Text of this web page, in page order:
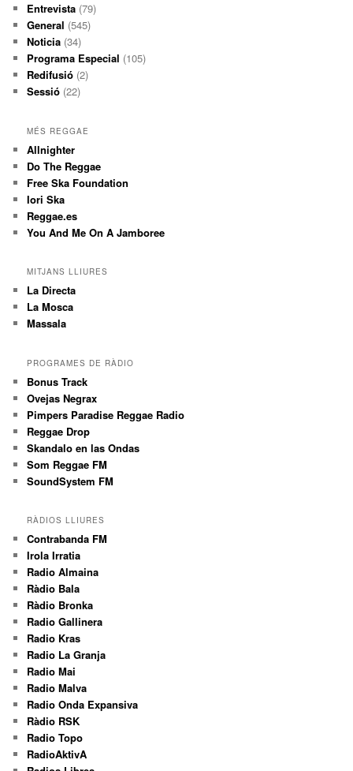
Entrevista (79)
General (545)
Noticia (34)
Programa Especial (105)
Redifusió (2)
Sessió (22)
MÉS REGGAE
Allnighter
Do The Reggae
Free Ska Foundation
Iori Ska
Reggae.es
You And Me On A Jamboree
MITJANS LLIURES
La Directa
La Mosca
Massala
PROGRAMES DE RÀDIO
Bonus Track
Ovejas Negrax
Pimpers Paradise Reggae Radio
Reggae Drop
Skandalo en las Ondas
Som Reggae FM
SoundSystem FM
RÀDIOS LLIURES
Contrabanda FM
Irola Irratia
Radio Almaina
Ràdio Bala
Ràdio Bronka
Radio Gallinera
Radio Kras
Radio La Granja
Radio Mai
Radio Malva
Radio Onda Expansiva
Ràdio RSK
Radio Topo
RadioAktivA